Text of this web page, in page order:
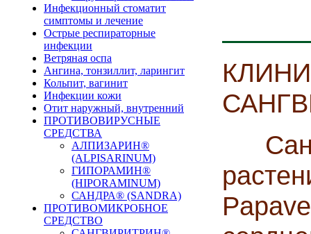
Инфекционный стоматит
симптомы и лечение
Острые респираторные
инфекции
Ветряная оспа
Ангина, тонзиллит, ларингит
Кольпит, вагинит
Инфекции кожи
Отит наружный, внутренний
ПРОТИВОВИРУСНЫЕ
СРЕДСТВА
АЛПИЗАРИН®
(ALPISARINUM)
ГИПОРАМИН®
(HIPORAMINUM)
САНДРА® (SANDRA)
ПРОТИВОМИКРОБНОЕ
СРЕДСТВО